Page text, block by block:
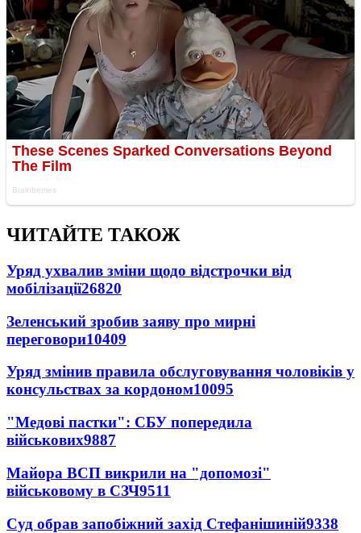
ЧИТАЙТЕ ТАКОЖ
Уряд ухвалив зміни щодо відстрочки від
мобілізації26820
Зеленський зробив заяву про мирні
переговори10409
Уряд змінив правила обслуговування чоловіків у
консульствах за кордоном10095
"Медові пастки": СБУ попередила
військових9887
Майора ВСП викрили на "допомозі"
військовому в СЗЧ9511
Суд обрав запобіжний захід Стефанішиній9338